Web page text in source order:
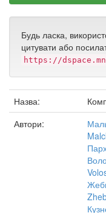
Будь ласка,
цитувати або
https://
Назва:
Автори: